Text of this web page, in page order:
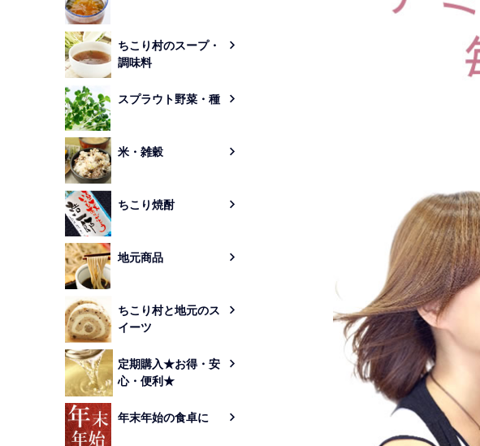
ちこり村のスープ・
調味料
スプラウト野菜・種
米・雑穀
ちこり焼酎
地元商品
ちこり村と地元のス
イーツ
定期購入★お得・安
心・便利★
年末年始の食卓に